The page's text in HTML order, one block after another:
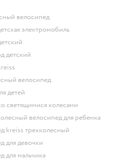
велосипед
электромобиль
детский
велосипед
детей
светящимися колесами
велосипед для ребенка
kreiss трехколесный
для девочки
для мальчика